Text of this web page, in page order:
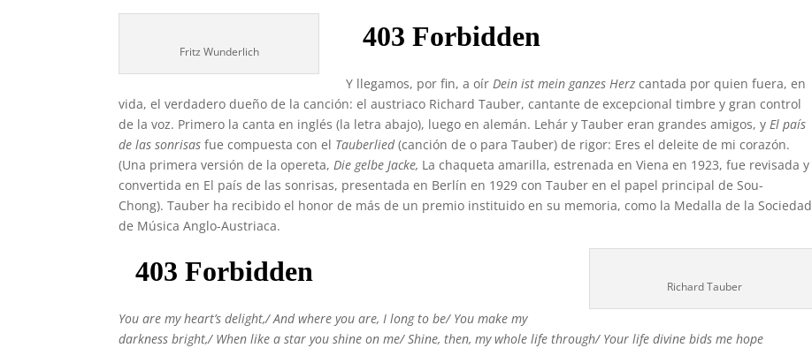
Fritz Wunderlich
Y llegamos, por fin, a oírDein ist mein ganzes Herz cantada por quien fuera, en
vida, el verdadero dueño de la canción: el austriaco Richard Tauber, cantante de excepcional timbre y gran control
de la voz. Primero la canta en inglés (la letra abajo), luego en alemán. Lehár y Tauber eran grandes amigos, yEl país
de las sonrisas fue compuesta con el Tauberlied(canción de o para Tauber) de rigor: Eres el deleite de mi corazón.
(Una primera versión de la opereta,Die gelbe Jacke, La chaqueta amarilla, estrenada en Viena en 1923, fue revisada y
convertida en El país de las sonrisas, presentada en Berlín en 1929 con Tauber en el papel principal de Sou-
Chong). Tauber ha recibido el honor de más de un premio instituido en su memoria, como la Medalla de la Sociedad
de Música Anglo-Austriaca.
Richard Tauber
You are my heart’s delight,/And where you are, I long to be/ You make my
darkness bright,/ When like a star you shine on me/Shine, then, my whole life through/ Your life divine bids me hope